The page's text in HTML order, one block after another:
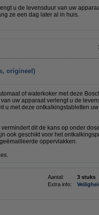
u de levensduur van uw
ze een dag later al in huis.
origineel)
of waterkoker met deze
uw apparaat verlengt u de
u met deze ontkalkingstabletten
dit de kans op onder
ook geschikt voor het
oppervlakken.
Aantal:
3 stuks
Extra info: